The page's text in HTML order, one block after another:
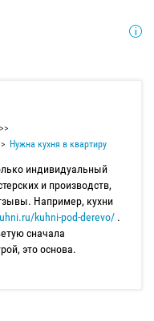
Нужна кухня в квартиру
индивидуальный
и производств,
Например, кухни
kuhni-pod-derevo/ .
сначала
это основа.